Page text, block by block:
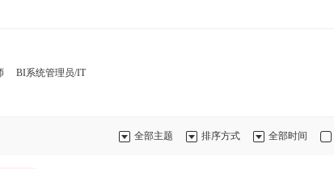
BI系统管理员/IT
全部时间
排序方式
全部主题